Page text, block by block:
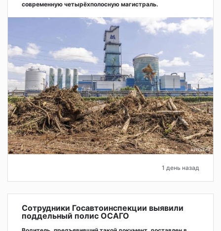
современную четырёхполосную магистраль.
1 день назад
Сотрудники Госавтоинспекции выявили
поддельный полис ОСАГО